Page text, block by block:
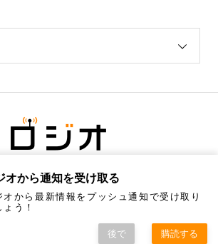
元の情報にちょっと塩をひとつまみ. All Rights Reserved.
オから通知を受け取る
オから最新情報をプッシュ通知で受け取り
ょう！
後で 購読する